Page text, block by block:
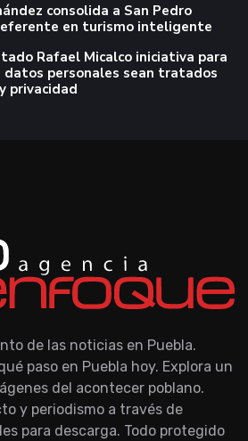
consolida a San Pedro
en turismo inteligente
Rafael Micalco iniciativa para
personales sean tratados
privacidad
de las noticias en Puebla.
paso en Puebla hoy. Explora un
del acontecer poblano.
y periodismo a través de
para descarga. Todo protegido